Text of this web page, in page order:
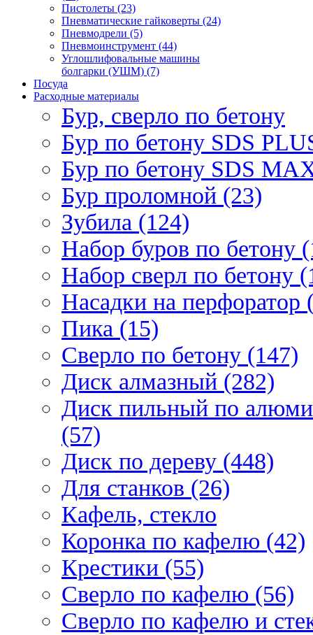
Пистолеты (23)
Пневматические гайковерты (24)
Пневмодрели (5)
Пневмоинструмент (44)
Углошлифовальные машины
болгарки (УШМ) (7)
Посуда
Расходные материалы
Бур, сверло по бетону
Бур по бетону SDS
Бур по бетону SDS
Бур проломной (23)
Зубила (124)
Набор буров по бетону
Набор сверл по бетону
Насадки на перфоратор
Пика (15)
Сверло по бетону (147)
Диск алмазный (282)
Диск пильный по
(57)
Диск по дереву (448)
Для станков (26)
Кафель, стекло
Коронка по кафелю (42)
Крестики (55)
Сверло по кафелю (56)
Сверло по кафелю и